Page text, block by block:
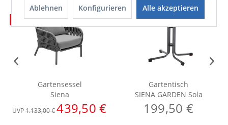
50%
Gartensessel
Siena
UVP1.133,00 €439,50 €
50%
Gartentisch
SIENA GARDEN Sola
199,50 €
Ablehnen Konfigurieren Alle akzeptieren